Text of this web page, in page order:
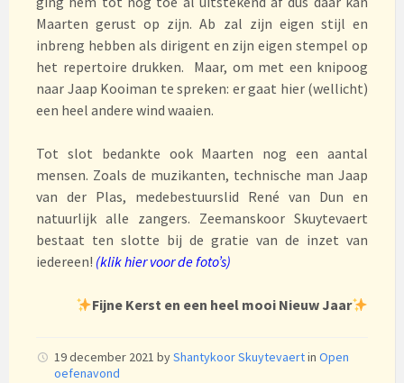
Maarten gerust op zijn. Ab zal zijn eigen stijl en
inbreng hebben als dirigent en zijn eigen stempel op
het repertoire drukken. Maar, om met een knipoog
naar Jaap Kooiman te spreken: er gaat hier (wellicht)
een heel andere wind waaien.
Tot slot bedankte ook Maarten nog een aantal
mensen. Zoals de muzikanten, technische man Jaap
van der Plas, medebestuurslid René van Dun en
natuurlijk alle zangers. Zeemanskoor Skuytevaert
bestaat ten slotte bij de gratie van de inzet van
iedereen! (klik hier voor de foto’s)
Fijne Kerst en een heel mooi Nieuw Jaar
19 december 2021 byShantykoor Skuytevaertin Open
oefenavond